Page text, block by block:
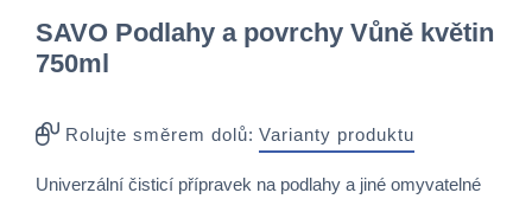
SAVO Podlahy a povrchy Vůně květin
750ml
Rolujte směrem dolů: Varianty produktu
Univerzální čisticí přípravek na podlahy a jiné omyvatelné